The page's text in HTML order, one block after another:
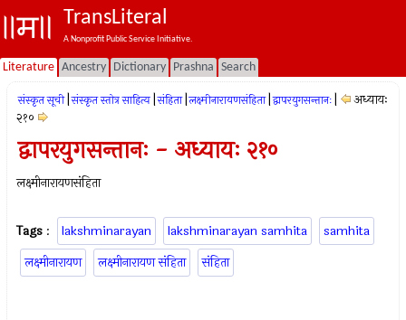
TransLiteral
A Nonprofit Public Service Initiative.
Literature Ancestry Dictionary Prashna Search
संस्कृत सूची संस्कृत स्तोत्र साहित्य संहिता लक्ष्मीनारायणसंहिता द्वापरयुगसन्तानः
अध्यायः
२१०
द्वापरयुगसन्तानः - अध्यायः २१०
लक्ष्मीनारायणसंहिता
Tags : lakshminarayan lakshminarayan samhita
samhita
लक्ष्मीनारायण
लक्ष्मीनारायण संहिता संहिता